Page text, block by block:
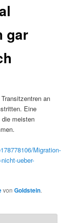
gar
an
Eine
meisten
Migration-
ueber-
vonGoldstein.